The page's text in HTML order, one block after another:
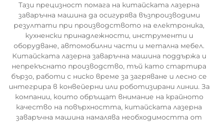
Тази прецизност помага на китайската лазерна
заваръчна машина да осигурява възпроизводими
резултати при производството на електроника,
кухненски принадлежности, инструменти и
оборудване, автомобилни части и метална мебел.
Китайската лазерна заваръчна машина поддържа и
непрекъснато производство, тъй като стартира
бързо, работи с ниско време за загряване и лесно се
интегрира в конвейерни или роботизирани линии. За
компании, които обръщат внимание на крайното
качество на повърхността, китайската лазерна
заваръчна машина намалява необходимостта от